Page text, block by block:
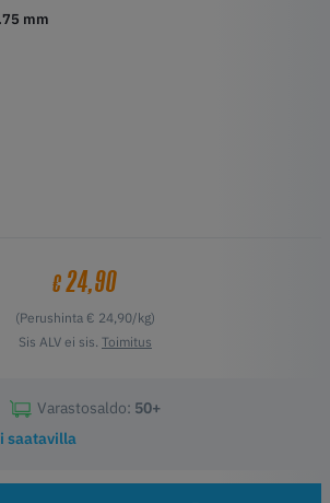
mm
€24,90
(Perushinta € 24,90/kg)
Sis ALV ei sis. Toimitus
Varastosaldo: 50+
saatavilla